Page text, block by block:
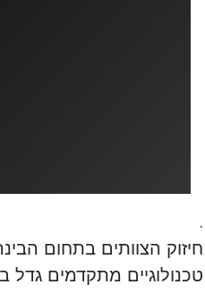
.
חיזוק הצוותים בתחום